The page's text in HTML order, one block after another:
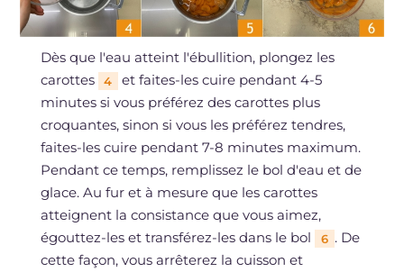
Dès que l'eau atteint l'ébullition, plongez les
carottes
4
et faites-les cuire pendant 4-5
minutes si vous préférez des carottes plus
croquantes, sinon si vous les préférez tendres,
faites-les cuire pendant 7-8 minutes maximum.
Pendant ce temps, remplissez le bol d'eau et de
glace. Au fur et à mesure que les carottes
atteignent la consistance que vous aimez,
égouttez-les et transférez-les dans le bol
6 . De
cette façon, vous arrêterez la cuisson et